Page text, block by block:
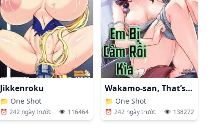
Jikkenroku
📁 One Shot
⏰ 242 ngày trước 👁️ 116464
Wakamo-san, That’s A Cold
📁 One Shot
⏰ 242 ngày trước 👁️ 138272